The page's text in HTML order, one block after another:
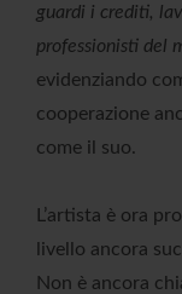
guardi i crediti,
professionisti del
evidenziando
cooperazione
come il suo.
L’artista è ora
livello ancora
Non è ancora